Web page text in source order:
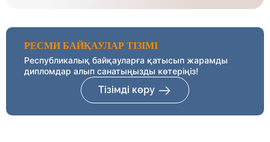
РЕСМИ БАЙҚАУЛАР ТІЗІМІ
Республикалық байқауларға қатысып жарамды
дипломдар алып санатыңызды көтеріңіз!
Тізімді көру